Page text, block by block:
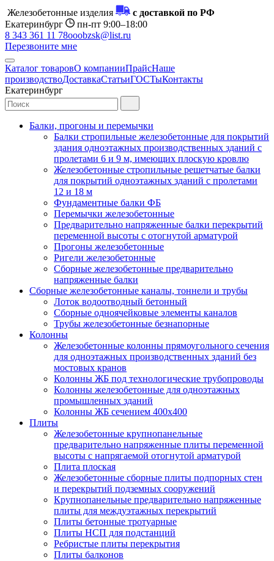
Железобетонные изделия
с доставкой по РФ
Екатеринбург
пн-пт 9:00–18:00
8 343 361 11 78ooobzsk@list.ru
Перезвоните мне
Каталог товаровО компанииПрайсНаше
производствоДоставкаСтатьиГОСТыКонтакты
Екатеринбург
Балки, прогоны и перемычки
Балки стропильные железобетонные для покрытий
здания одноэтажных производственных зданий с
пролетами 6 и 9 м, имеющих плоскую кровлю
Железобетонные стропильные решетчатые балки
для покрытий одноэтажных зданий с пролетами
12 и 18 м
Фундаментные балки ФБ
Перемычки железобетонные
Предварительно напряженные балки перекрытий
переменной высоты с отогнутой арматурой
Прогоны железобетонные
Ригели железобетонные
Сборные железобетонные предварительно
напряженные балки
Сборные железобетонные каналы, тоннели и трубы
Лоток водоотводный бетонный
Сборные одноячейковые элементы каналов
Трубы железобетонные безнапорные
Колонны
Железобетонные колонны прямоугольного сечения
для одноэтажных производственных зданий без
мостовых кранов
Колонны ЖБ под технологические трубопроводы
Колонны железобетонные для одноэтажных
промышленных зданий
Колонны ЖБ сечением 400х400
Плиты
Железобетонные крупнопанельные
предварительно напряженные плиты переменной
высоты с напрягаемой отогнутой арматурой
Плита плоская
Железобетонные сборные плиты подпорных стен
и перекрытий подземных сооружений
Крупнопанельные предварительно напряженные
плиты для междуэтажных перекрытий
Плиты бетонные тротуарные
Плиты НСП для подстанций
Ребристые плиты перекрытия
Плиты балконов